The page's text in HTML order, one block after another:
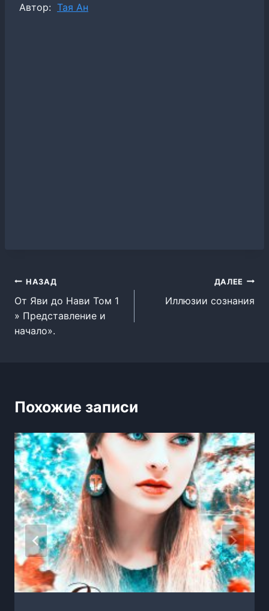
Метки
Автор: Тая Ан
Навигация
по
записям
НАЗАД
От Яви до Нави Том 1
» Представление и
начало».
ДАЛЕЕ
Иллюзии сознания
Похожие записи